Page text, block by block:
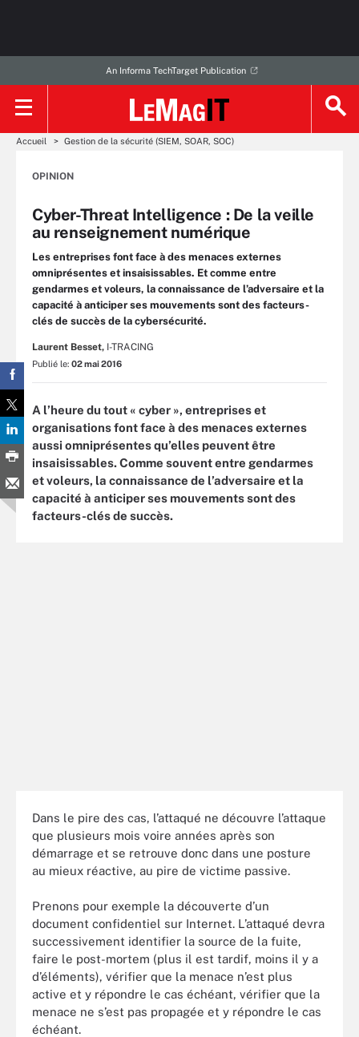
An Informa TechTarget Publication
Accueil Gestion de la sécurité (SIEM, SOAR, SOC)
OPINION
Cyber-Threat Intelligence : De la veille
au renseignement numérique
Les entreprises font face à des menaces externes
omniprésentes et insaisissables. Et comme entre
gendarmes et voleurs, la connaissance de l’adversaire et la
capacité à anticiper ses mouvements sont des facteurs-
clés de succès de la cybersécurité.
Laurent Besset, I-TRACING
Publié le: 02 mai 2016
A l’heure du tout « cyber », entreprises et
organisations font face à des menaces externes
aussi omniprésentes qu’elles peuvent être
insaisissables. Comme souvent entre gendarmes
et voleurs, la connaissance de l’adversaire et la
capacité à anticiper ses mouvements sont des
facteurs-clés de succès.
Dans le pire des cas, l’attaqué ne découvre l’attaque
que plusieurs mois voire années après son
démarrage et se retrouve donc dans une posture
au mieux réactive, au pire de victime passive.
Prenons pour exemple la découverte d’un
document confidentiel sur Internet. L’attaqué devra
successivement identifier la source de la fuite,
faire le post-mortem (plus il est tardif, moins il y a
d’éléments), vérifier que la menace n’est plus
active et y répondre le cas échéant, vérifier que la
menace ne s’est pas propagée et y répondre le cas
échéant.